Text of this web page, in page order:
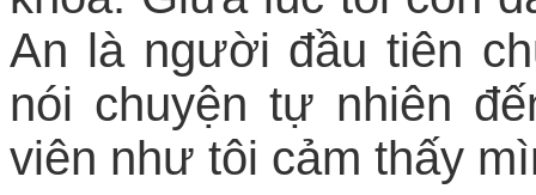
An là người đầu tiên
nói chuyện tự nhiên
viên như tôi cảm thấy